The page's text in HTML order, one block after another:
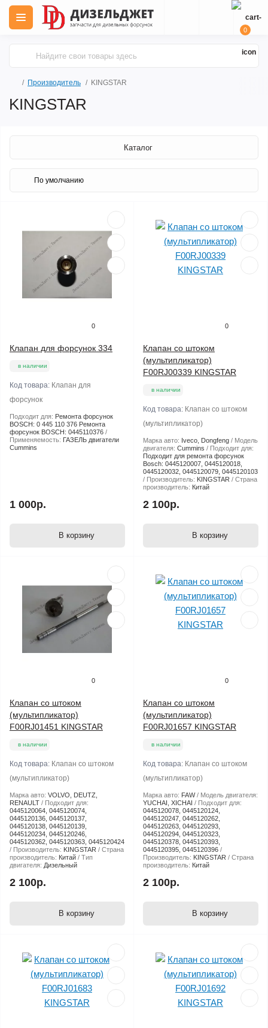
0
Производитель KINGSTAR
KINGSTAR
Каталог
0
Клапан для форсунок 334
в наличии
Код товара: Клапан для
форсунок
Подходит для: Ремонта форсунок
BOSCH: 0 445 110 376 Ремонта
форсунок BOSCH: 0445110376
Применяемость: ГАЗЕЛЬ двигатели
Cummins
1 000р.
В корзину
0
Клапан со штоком
(мультипликатор)
F00RJ00339 KINGSTAR
в наличии
Код товара: Клапан со штоком
(мультипликатор)
Марка авто: Iveco, Dongfeng
Модель
двигателя: Cummins
Подходит для:
Подходит для ремонта форсунок
Bosch: 0445120007, 0445120018,
0445120032, 0445120079, 0445120103
Производитель: KINGSTAR
Страна
производитель: Китай
2 100р.
В корзину
0
Клапан со штоком
(мультипликатор)
F00RJ01451 KINGSTAR
в наличии
Код товара: Клапан со штоком
(мультипликатор)
Марка авто: VOLVO, DEUTZ,
RENAULT
Подходит для:
0445120064, 0445120074,
0445120136, 0445120137,
0445120138, 0445120139,
0445120234, 0445120246,
0445120362, 0445120363, 0445120424
Производитель: KINGSTAR
Страна
производитель: Китай
Тип
двигателя: Дизельный
2 100р.
В корзину
0
Клапан со штоком
(мультипликатор)
F00RJ01657 KINGSTAR
в наличии
Код товара: Клапан со штоком
(мультипликатор)
Марка авто: FAW
Модель двигателя:
YUCHAI, XICHAI
Подходит для:
0445120078, 0445120124,
0445120247, 0445120262,
0445120263, 0445120293,
0445120294, 0445120323,
0445120378, 0445120393,
0445120395, 0445120396
Производитель: KINGSTAR
Страна
производитель: Китай
2 100р.
В корзину